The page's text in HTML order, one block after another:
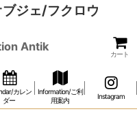
ジェ/フクロウ
Antik
カート
カレン
ダー
Information/ご利
用案内
Instagram